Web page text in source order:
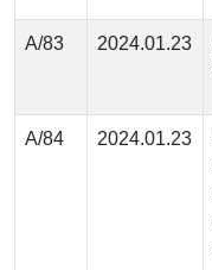
А/83 2024.01.23
А/84 2024.01.23